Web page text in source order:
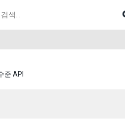
준 API